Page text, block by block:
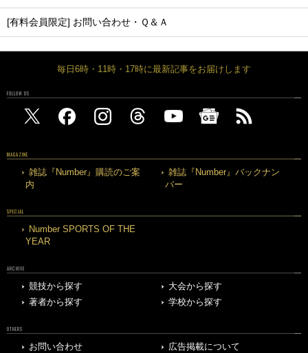
[有料会員限定] お問い合わせ・Ｑ＆Ａ
毎日6時・11時・17時に最新記事をお届けします
FOLLOW US
MAGAZINE
雑誌『Number』購読のご案
内
雑誌『Number』バックナン
バー
SPECIAL
Number SPORTS OF THE
YEAR
ARCHIVE
競技から探す
大会から探す
著者から探す
学校から探す
OTHERS
お問い合わせ 広告掲載について